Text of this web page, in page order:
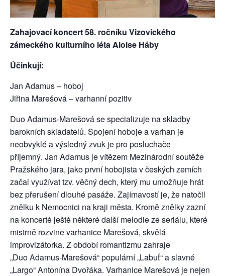
Zahajovací koncert 58. ročníku Vizovického
zámeckého kulturního léta Aloise Háby
Účinkují:
Jan Adamus – hoboj
Jiřina Marešová – varhanní pozitiv
Duo Adamus-Marešová se specializuje na skladby
barokních skladatelů. Spojení hoboje a varhan je
neobvyklé a výsledný zvuk je pro posluchače
příjemný. Jan Adamus je vítězem Mezinárodní soutěže
Pražského jara, jako první hobojista v českých zemích
začal využívat tzv. věčný dech, který mu umožňuje hrát
bez přerušení dlouhé pasáže. Zajímavostí je, že natočil
znělku k Nemocnici na kraji města. Kromě znělky zazní
na koncertě ještě některé další melodie ze seriálu, které
mistrně rozvine varhanice Marešová, skvělá
improvizátorka. Z období romantizmu zahraje
„Duo Adamus-Marešová“ populární „Labuť“ a slavné
„Largo“ Antonína Dvořáka. Varhanice Marešová je nejen